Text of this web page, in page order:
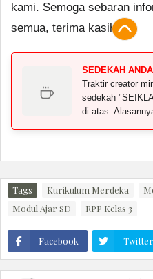
kami. Semoga sebaran
semua, terima kasih.
SEDEKAH
Traktir creator
sedekah
di atas.
Tags Kurikulum Merdeka
Modul Ajar SD
RPP Kelas 3
Facebook Twitter